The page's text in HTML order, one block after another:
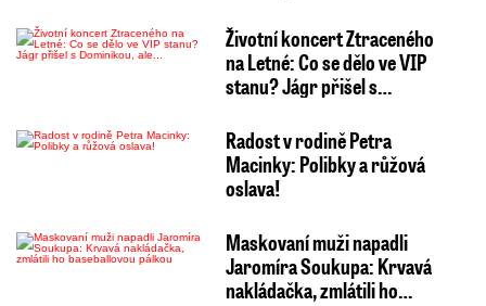
Životní koncert Ztraceného
na Letné: Co se dělo ve VIP
stanu? Jágr přišel s…
Radost v rodině Petra
Macinky: Polibky a růžová
oslava!
Maskovaní muži napadli
Jaromíra Soukupa: Krvavá
nakládačka, zmlátili ho…